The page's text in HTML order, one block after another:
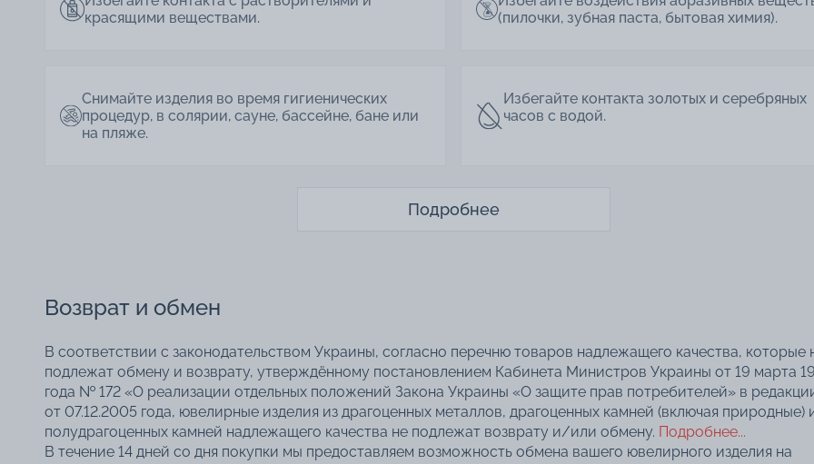
красящими веществами.
(пилочки, зубная паста, бытовая химия).
Снимайте изделия во время гигиенических
процедур, в солярии, сауне, бассейне, бане или
на пляже.
Избегайте контакта золотых и серебряных
часов с водой.
Подробнее
Возврат и обмен
В соответствии с законодательством Украины, согласно перечню товаров надлежащего качества, которые
подлежат обмену и возврату, утверждённому постановлением Кабинета Министров Украины от 19 марта
года № 172 «О реализации отдельных положений Закона Украины «О защите прав потребителей» в
от 07.12.2005 года, ювелирные изделия из драгоценных металлов, драгоценных камней (включая природные)
полудрагоценных камней надлежащего качества не подлежат возврату и/или обмену. Подробнее...
В течение 14 дней со дня покупки мы предоставляем возможность обмена вашего ювелирного изделия на